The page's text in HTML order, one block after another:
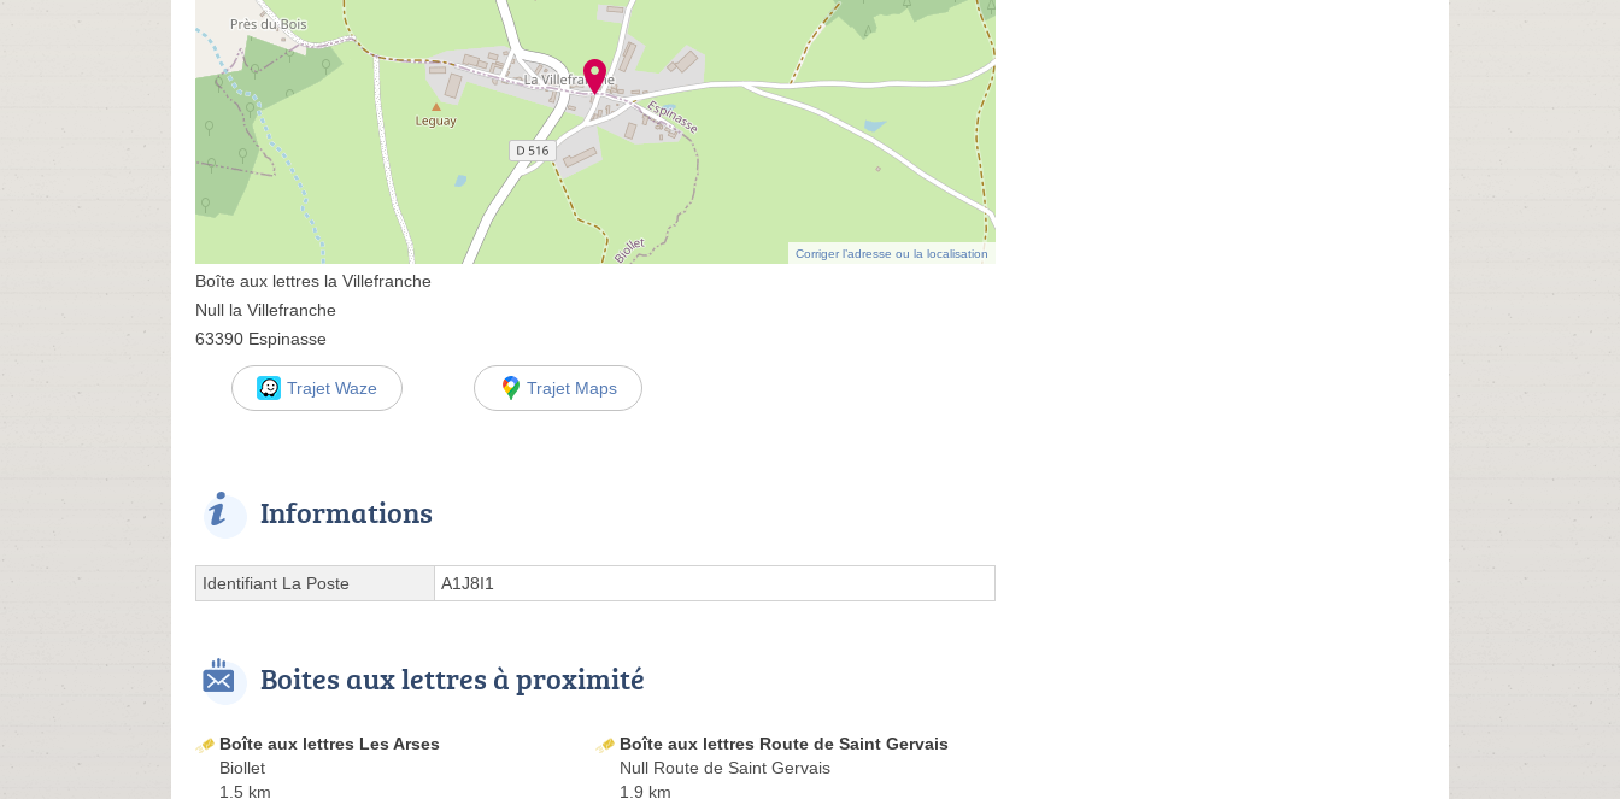
Corriger l’adresse ou la localisation
Boîte aux lettres la Villefranche
Null la Villefranche
63390 Espinasse
Trajet Waze Trajet Maps
Informations
Identifiant La Poste A1J8I1
Boites aux lettres à proximité
Boîte aux lettres Les Arses
Biollet
1.5 km
Boîte aux lettres Route de Saint Gervais
Null Route de Saint Gervais
1.9 km